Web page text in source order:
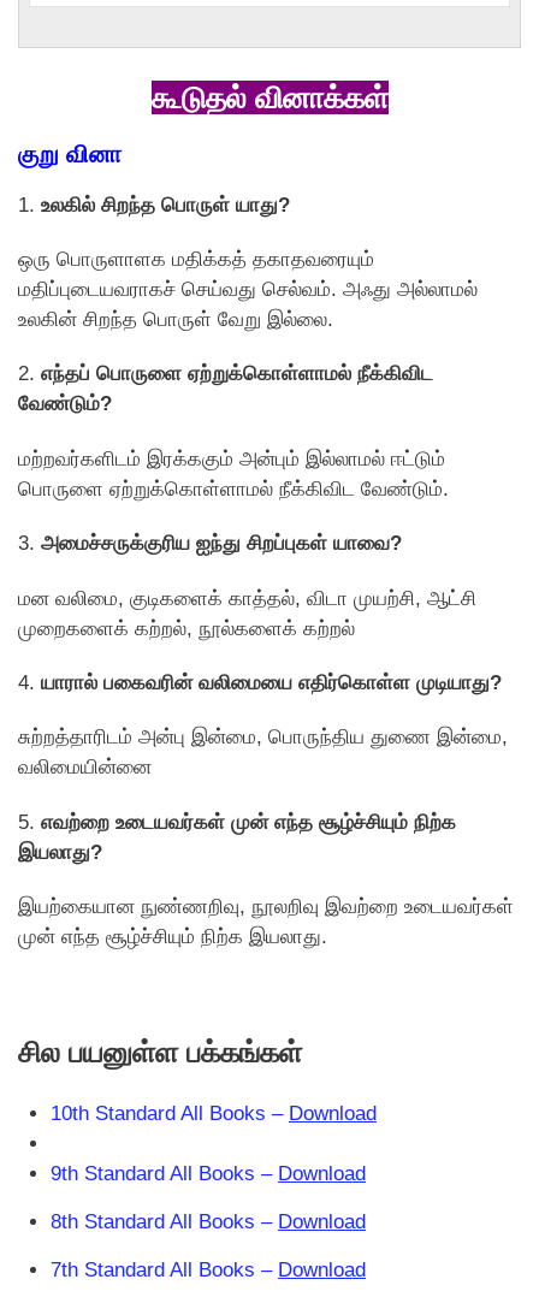
கூடுதல் வினாக்கள்
குறு வினா
1. உலகில் சிறந்த பொருள் யாது?
ஒரு பொருளாளக மதிக்கத் தகாதவரையும்
மதிப்புடையவராகச் செய்வது செல்வம். அஃது அல்லாமல்
உலகின் சிறந்த பொருள் வேறு இல்லை.
2. எந்தப் பொருளை ஏற்றுக்கொள்ளாமல் நீக்கிவிட
வேண்டும்?
மற்றவர்களிடம் இரக்ககும் அன்பும் இல்லாமல் ஈட்டும்
பொருளை ஏற்றுக்கொள்ளாமல் நீக்கிவிட வேண்டும்.
3. அமைச்சருக்குரிய ஐந்து சிறப்புகள் யாவை?
மன வலிமை, குடிகளைக் காத்தல், விடா முயற்சி, ஆட்சி
முறைகளைக் கற்றல், நூல்களைக் கற்றல்
4. யாரால் பகைவரின் வலிமையை எதிர்கொள்ள முடியாது?
சுற்றத்தாரிடம் அன்பு இன்மை, பொருந்திய துணை இன்மை,
வலிமையின்னை
5. எவற்றை உடையவர்கள் முன் எந்த சூழ்ச்சியும் நிற்க
இயலாது?
இயற்கையான நுண்ணறிவு, நூலறிவு இவற்றை உடையவர்கள்
முன் எந்த சூழ்ச்சியும் நிற்க இயலாது.
சில பயனுள்ள பக்கங்கள்
10th Standard All Books – Download
9th Standard All Books – Download
8th Standard All Books – Download
7th Standard All Books – Download